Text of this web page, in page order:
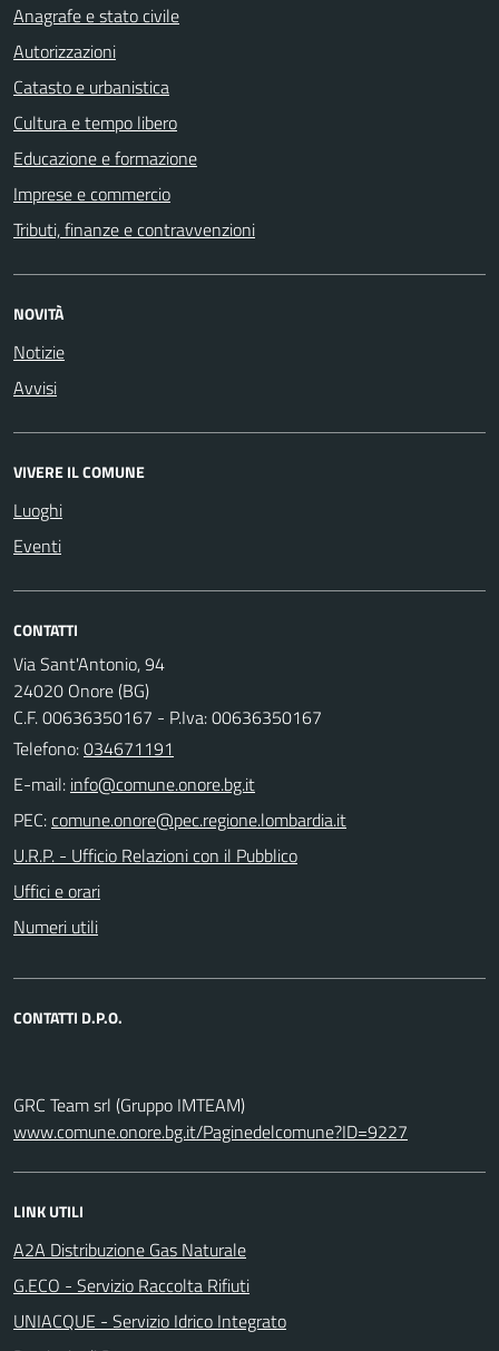
Anagrafe e stato civile
Autorizzazioni
Catasto e urbanistica
Cultura e tempo libero
Educazione e formazione
Imprese e commercio
Tributi, finanze e contravvenzioni
NOVITÀ
Notizie
Avvisi
VIVERE IL COMUNE
Luoghi
Eventi
CONTATTI
Via Sant'Antonio, 94
24020 Onore (BG)
C.F. 00636350167 - P.Iva: 00636350167
Telefono:034671191
E-mail:
PEC:
U.R.P. - Ufficio Relazioni con il Pubblico
Uffici e orari
Numeri utili
CONTATTI D.P.O.
GRC Team srl (Gruppo IMTEAM)
www.comune.onore.bg.it/Paginedelcomune?ID=9227
LINK UTILI
A2A Distribuzione Gas Naturale
G.ECO - Servizio Raccolta Rifiuti
UNIACQUE - Servizio Idrico Integrato